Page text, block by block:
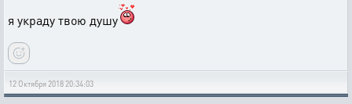
я украду твою душу
12 Октября 2018 20:34:03